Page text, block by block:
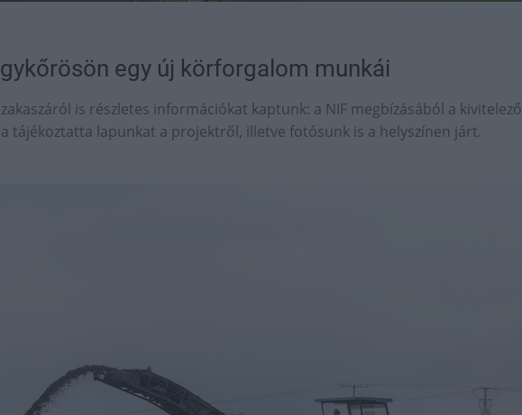
egy új körforgalom munkái
is részletes információkat kaptunk: a NIF megbízásából a kivitelező
tájékoztatta lapunkat a projektről, illetve fotósunk is a helyszínen járt.